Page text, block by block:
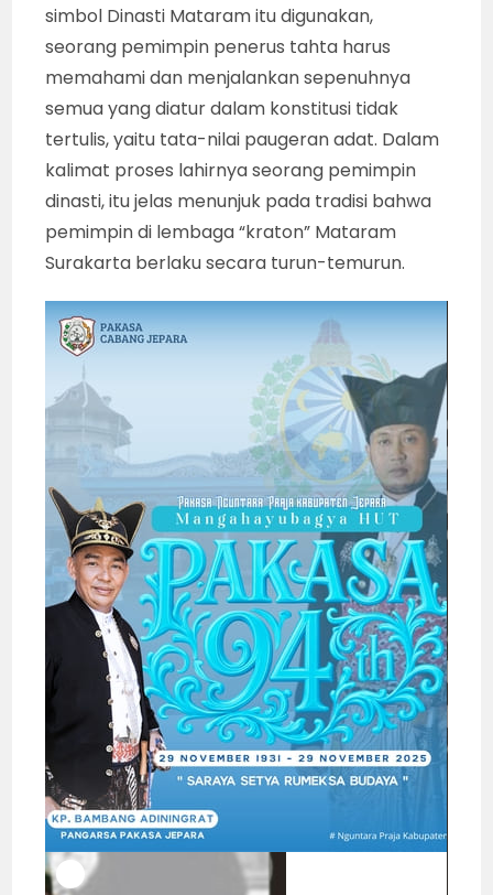
simbol Dinasti Mataram itu digunakan,
seorang pemimpin penerus tahta harus
memahami dan menjalankan sepenuhnya
semua yang diatur dalam konstitusi tidak
tertulis, yaitu tata-nilai paugeran adat. Dalam
kalimat proses lahirnya seorang pemimpin
dinasti, itu jelas menunjuk pada tradisi bahwa
pemimpin di lembaga “kraton” Mataram
Surakarta berlaku secara turun-temurun.